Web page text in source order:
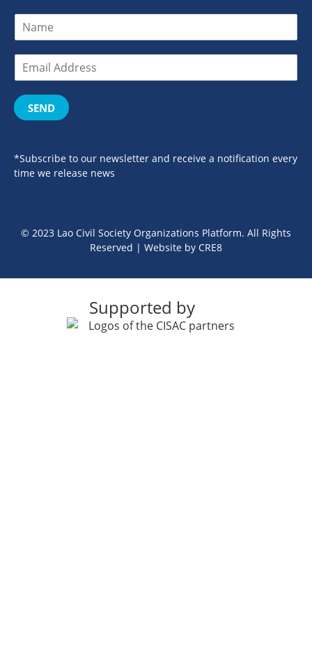
SEND
*Subscribe to our newsletter and receive a notification every
time we release news
© 2023 Lao Civil Society Organizations Platform. All Rights
Reserved | Website by CRE8
Supported by